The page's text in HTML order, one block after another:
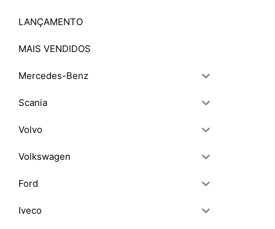
LANÇAMENTO
MAIS VENDIDOS
Mercedes-Benz
Scania
Volvo
Volkswagen
Ford
Iveco